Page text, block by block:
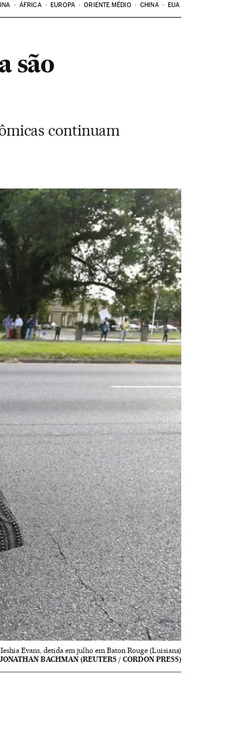
ÁFRICA EUROPA ORIENTE MÉDIO CHINA EUA
são
continuam
Evans, detida em julho em Baton Rouge (Luisiana)
JONATHAN BACHMAN (REUTERS / CORDON PRESS)